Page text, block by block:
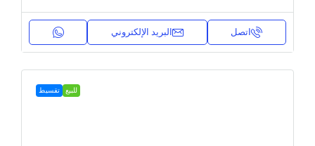
اتصل البريد الإلكتروني
للبيع تقسيط